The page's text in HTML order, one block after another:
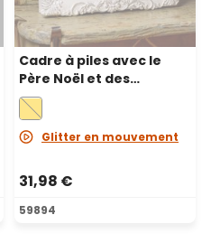
Cadre à piles avec le
Père Noël et des
bonhommes de neige,
27 x h 21 cm, led blanc
chaudGlitter en mouvement
31,98 €
59894